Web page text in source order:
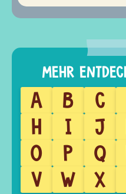
A B C
H
I J
O
P Q
V
W X